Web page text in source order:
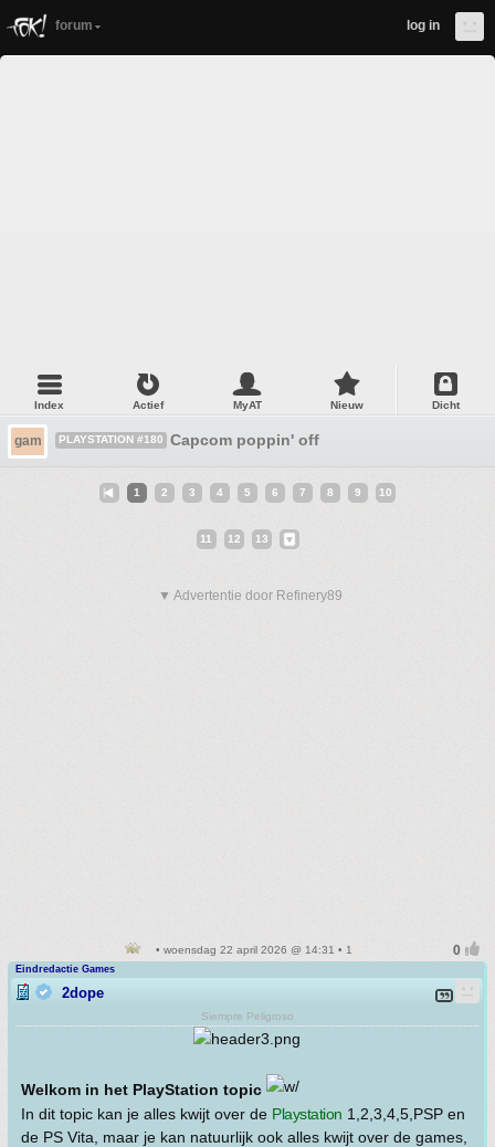
forum log in
Index Actief MyAT Nieuw Dicht
gam PLAYSTATION #180 Capcom poppin' off
1 2 3 4 5 6 7 8 9 10
11 12 13
▼ Advertentie door Refinery89
• woensdag 22 april 2026 @ 14:31 • 1
Eindredactie Games
2dope
Siempre Peligroso
Welkom in het PlayStation topic
In dit topic kan je alles kwijt over de Playstation 1,2,3,4,5,PSP en
de PS Vita, maar je kan natuurlijk ook alles kwijt over de games,